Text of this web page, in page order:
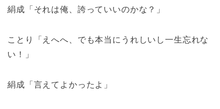
絹成「それは俺、誇っていいのかな？」
ことり「えへへ、でも本当にうれしいし一生忘れな
い！」
絹成「言えてよかったよ」